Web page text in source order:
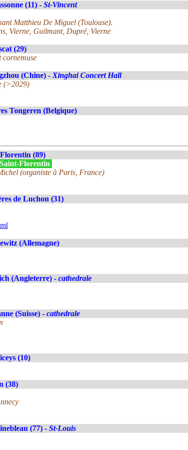
(11) - St-Vincent
Matthieu De Miguel (Toulouse).
Vierne, Guilmant, Dupré, Vierne
(29)
cornemuse
(Chine) - Xinghai Concert Hall
(>2029)
Tongeren (Belgique)
(89)
Florentin
(organiste à Paris, France)
de Luchon (31)
(Allemagne)
(Angleterre) - cathedrale
(Suisse) - cathedrale
(10)
(38)
(77) - St-Louis